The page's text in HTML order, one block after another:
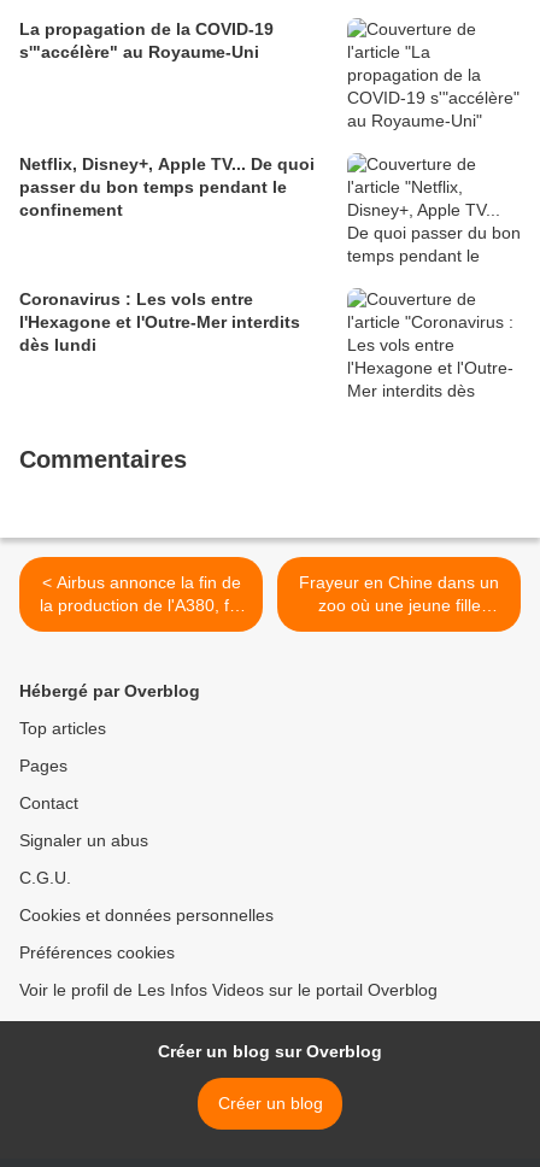
La propagation de la COVID-19
s'"accélère" au Royaume-Uni
Netflix, Disney+, Apple TV... De quoi
passer du bon temps pendant le
confinement
Coronavirus : Les vols entre
l'Hexagone et l'Outre-Mer interdits
dès lundi
Commentaires
< Airbus annonce la fin de
la production de l'A380, fin
des livraisons en 2021
Frayeur en Chine dans un
zoo où une jeune fille
tombe dans un enclos >
Hébergé par Overblog
Top articles
Pages
Contact
Signaler un abus
C.G.U.
Cookies et données personnelles
Préférences cookies
Voir le profil de Les Infos Videos sur le portail Overblog
Créer un blog sur Overblog
Créer un blog